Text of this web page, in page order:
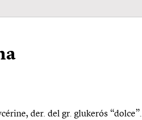
der. del gr. glukerós “dolce”.